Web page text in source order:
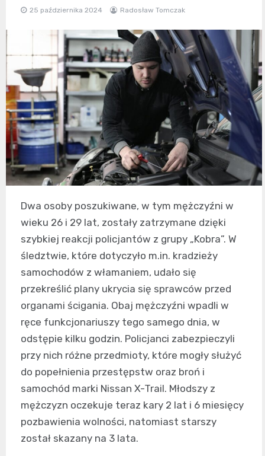
25 października 2024 Radosław Tomczak
Dwa osoby poszukiwane, w tym mężczyźni w
wieku 26 i 29 lat, zostały zatrzymane dzięki
szybkiej reakcji policjantów z grupy „Kobra”. W
śledztwie, które dotyczyło m.in. kradzieży
samochodów z włamaniem, udało się
przekreślić plany ukrycia się sprawców przed
organami ścigania. Obaj mężczyźni wpadli w
ręce funkcjonariuszy tego samego dnia, w
odstępie kilku godzin. Policjanci zabezpieczyli
przy nich różne przedmioty, które mogły służyć
do popełnienia przestępstw oraz broń i
samochód marki Nissan X-Trail. Młodszy z
mężczyzn oczekuje teraz kary 2 lat i 6 miesięcy
pozbawienia wolności, natomiast starszy
został skazany na 3 lata.